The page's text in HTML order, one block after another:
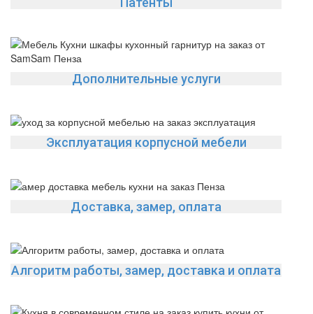
Дополнительные услуги
Эксплуатация корпусной мебели
Доставка, замер, оплата
Алгоритм работы, замер, доставка и оплата